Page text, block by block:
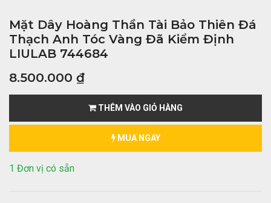
Mặt Dây Hoàng Thần Tài Bảo Thiên Đá
Thạch Anh Tóc Vàng Đã Kiểm Định
LIULAB 744684
8.500.000 ₫
THÊM VÀO GIỎ HÀNG
MUA NGAY
1 Đơn vị có sẵn